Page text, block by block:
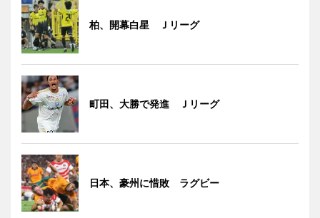
柏、開幕白星 Ｊリーグ
町田、大勝で発進 Ｊリーグ
日本、豪州に惜敗 ラグビー